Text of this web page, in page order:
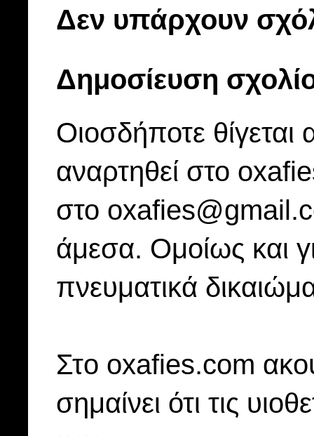
Δεν υπάρχουν
Δημοσίευση
Οιοσδήποτε
αναρτηθεί στο
στο
άμεσα. Ομοίως και
πνευματικά
Στo oxafies.com
σημαίνει ότι τις